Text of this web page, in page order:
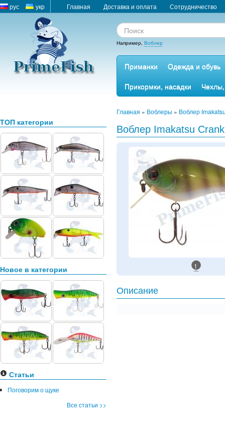
рус укр Главная Доставка и оплата Сотрудничество
Например, Воблер
Приманки
Одежда и обувь
Прикормки, насадки
ТОП категории
Новое в категории
Статьи
Поговорим о щуке
Все статьи >>
Главная » Воблеры » Воблер
Воблер Imakatsu
1
Описание